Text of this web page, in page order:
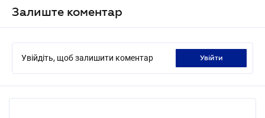
Залиште коментар
Увійдіть, щоб залишити коментар увійти